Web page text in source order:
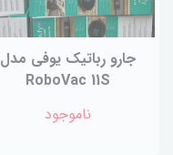
جارو رباتیک یوفی مدل
RoboVac 11S
ناموجود